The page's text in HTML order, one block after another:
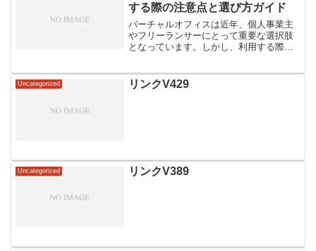
する際の注意点と選び方ガイド
バーチャルオフィスは近年、個人事業主
やフリーランサーにとって重要な選択肢
となっています。しかし、利用する際に
容などをしっかり確認することが重要で
す。さらに、自分のニーズ...
Uncategorized リンクV429
Uncategorized リンクV389